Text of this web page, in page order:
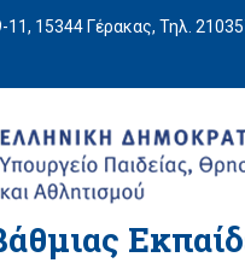
15344 Γέρακας, Τηλ.